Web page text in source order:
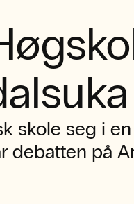
skole seg i
debatten på